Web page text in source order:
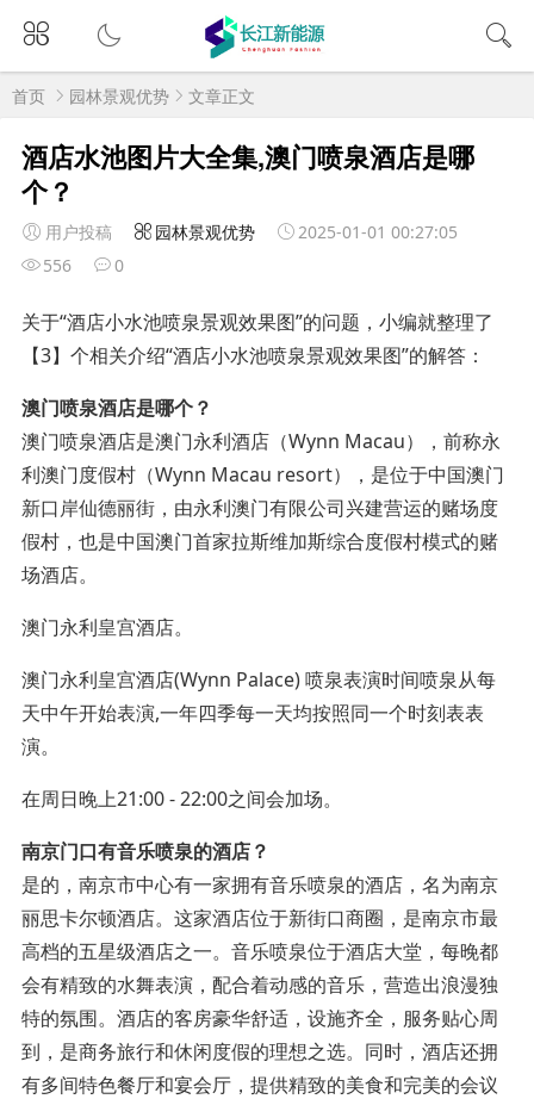
首页 园林景观优势 文章正文
酒店水池图片大全集,澳门喷泉酒店是哪
个？
用户投稿 园林景观优势
2025-01-01 00:27:05
556
0
关于“酒店小水池喷泉景观效果图”的问题，小编就整理了
【3】个相关介绍“酒店小水池喷泉景观效果图”的解答：
澳门喷泉酒店是哪个？
澳门喷泉酒店是澳门永利酒店（Wynn Macau），前称永
利澳门度假村（Wynn Macau resort），是位于中国澳门
新口岸仙德丽街，由永利澳门有限公司兴建营运的赌场度
假村，也是中国澳门首家拉斯维加斯综合度假村模式的赌
场酒店。
澳门永利皇宫酒店。
澳门永利皇宫酒店(Wynn Palace) 喷泉表演时间喷泉从每
天中午开始表演,一年四季每一天均按照同一个时刻表表
演。
在周日晚上21:00 - 22:00之间会加场。
南京门口有音乐喷泉的酒店？
是的，南京市中心有一家拥有音乐喷泉的酒店，名为南京
丽思卡尔顿酒店。这家酒店位于新街口商圈，是南京市最
高档的五星级酒店之一。音乐喷泉位于酒店大堂，每晚都
会有精致的水舞表演，配合着动感的音乐，营造出浪漫独
特的氛围。酒店的客房豪华舒适，设施齐全，服务贴心周
到，是商务旅行和休闲度假的理想之选。同时，酒店还拥
有多间特色餐厅和宴会厅，提供精致的美食和完美的会议